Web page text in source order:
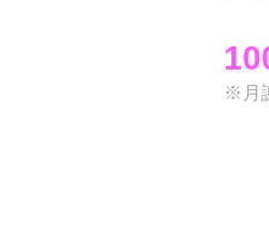
※月